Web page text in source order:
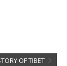
OF TIBET